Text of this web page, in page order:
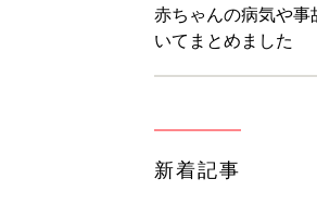
赤ちゃんの病気や
いてまとめました
新着記事